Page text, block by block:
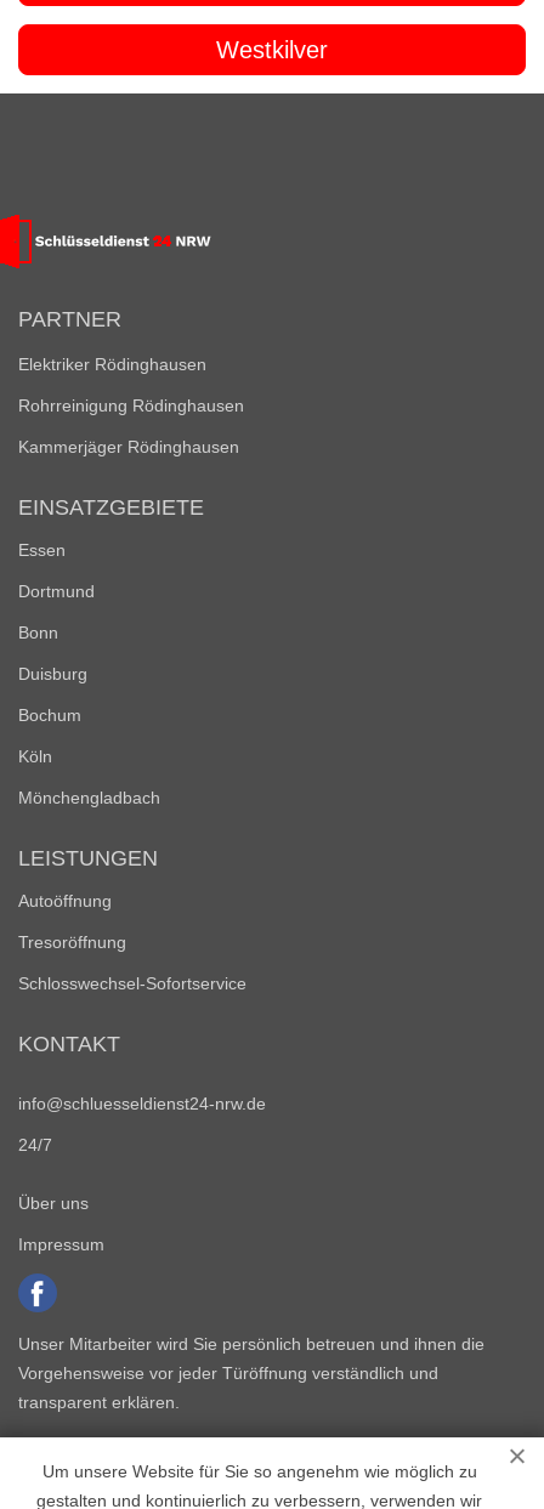
Westkilver
Um unsere Website für Sie so angenehm wie möglich zu
gestalten und kontinuierlich zu verbessern, verwenden wir
PARTNER
Elektriker Rödinghausen
Rohrreinigung Rödinghausen
Kammerjäger Rödinghausen
EINSATZGEBIETE
Essen
Dortmund
Bonn
Duisburg
Bochum
Köln
Mönchengladbach
LEISTUNGEN
Autoöffnung
Tresoröffnung
Schlosswechsel-Sofortservice
KONTAKT
info@schluesseldienst24-nrw.de
24/7
Über uns
Impressum
Unser Mitarbeiter wird Sie persönlich betreuen und ihnen die
Vorgehensweise vor jeder Türöffnung verständlich und
transparent erklären.